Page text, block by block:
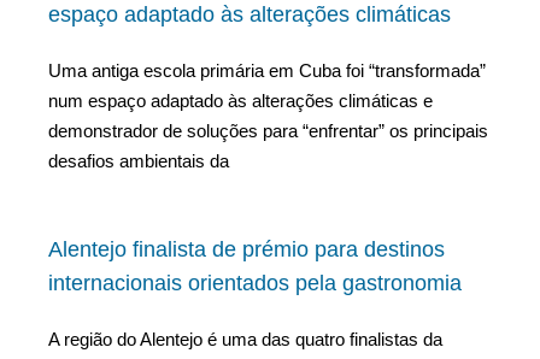
espaço adaptado às alterações climáticas
Uma antiga escola primária em Cuba foi “transformada”
num espaço adaptado às alterações climáticas e
demonstrador de soluções para “enfrentar” os principais
desafios ambientais da
Alentejo finalista de prémio para destinos
internacionais orientados pela gastronomia
A região do Alentejo é uma das quatro finalistas da